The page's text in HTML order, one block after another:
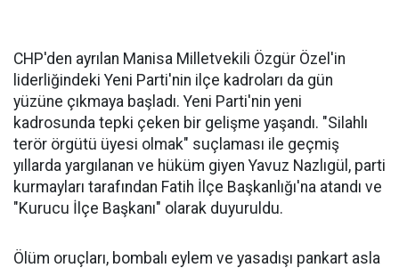
CHP'den ayrılan Manisa Milletvekili Özgür Özel'in
liderliğindeki Yeni Parti'nin ilçe kadroları da gün
yüzüne çıkmaya başladı. Yeni Parti'nin yeni
kadrosunda tepki çeken bir gelişme yaşandı. "Silahlı
terör örgütü üyesi olmak" suçlaması ile geçmiş
yıllarda yargılanan ve hüküm giyen Yavuz Nazlıgül, parti
kurmayları tarafından Fatih İlçe Başkanlığı'na atandı ve
"Kurucu İlçe Başkanı" olarak duyuruldu.
Ölüm oruçları, bombalı eylem ve yasadışı pankart asla